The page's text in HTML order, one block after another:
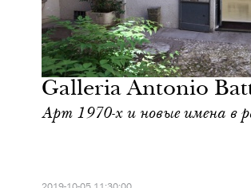
Galleria Antonio
Арт 1970-х и новые имена в
Шоппинг
Милан